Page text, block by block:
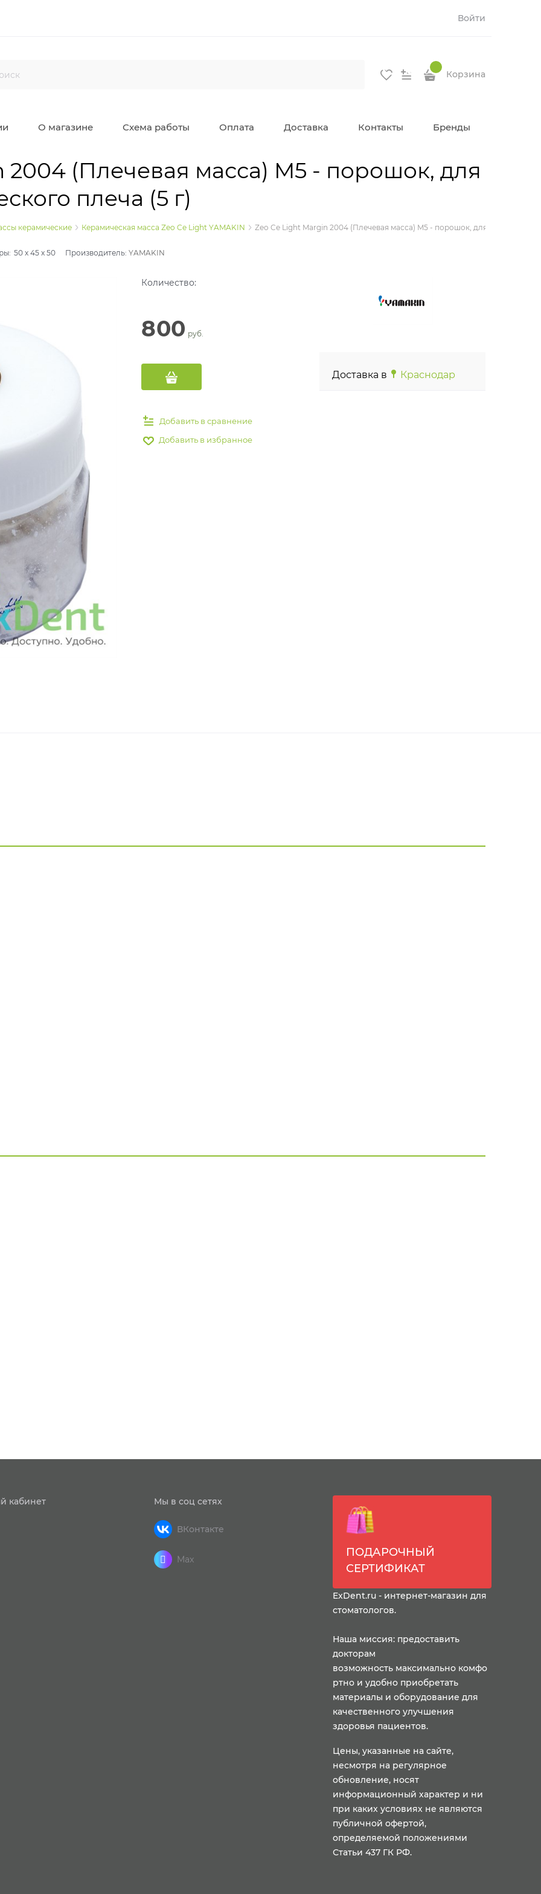
Войти
Корзина
О магазине Схема работы Оплата Доставка Контакты Бренды
2004 (Плечевая масса) M5 - порошок, для
плеча (5 г)
керамические Керамическая масса Zeo Ce Light YAMAKIN Zeo Ce Light Margin 2004 (Плечевая масса) M5 - порошок, для создания
50 x 45 x 50 Производитель: YAMAKIN
Количество:
800 руб.
Добавить в сравнение
Добавить в избранное
Доставка в Краснодар
кабинет Мы в соц сетях
ВКонтакте
ПОДАРОЧНЫЙ
СЕРТИФИКАТ
ExDent.ru - интернет-магазин для
стоматологов.
Наша миссия: предоставить
докторам
возможность максимально комфо
ртно и удобно приобретать
материалы и оборудование для
качественного улучшения
здоровья пациентов.
Цены, указанные на сайте,
несмотря на регулярное
обновление, носят
информационный характер и ни
при каких условиях не являются
публичной офертой,
определяемой положениями
Статьи 437 ГК РФ.